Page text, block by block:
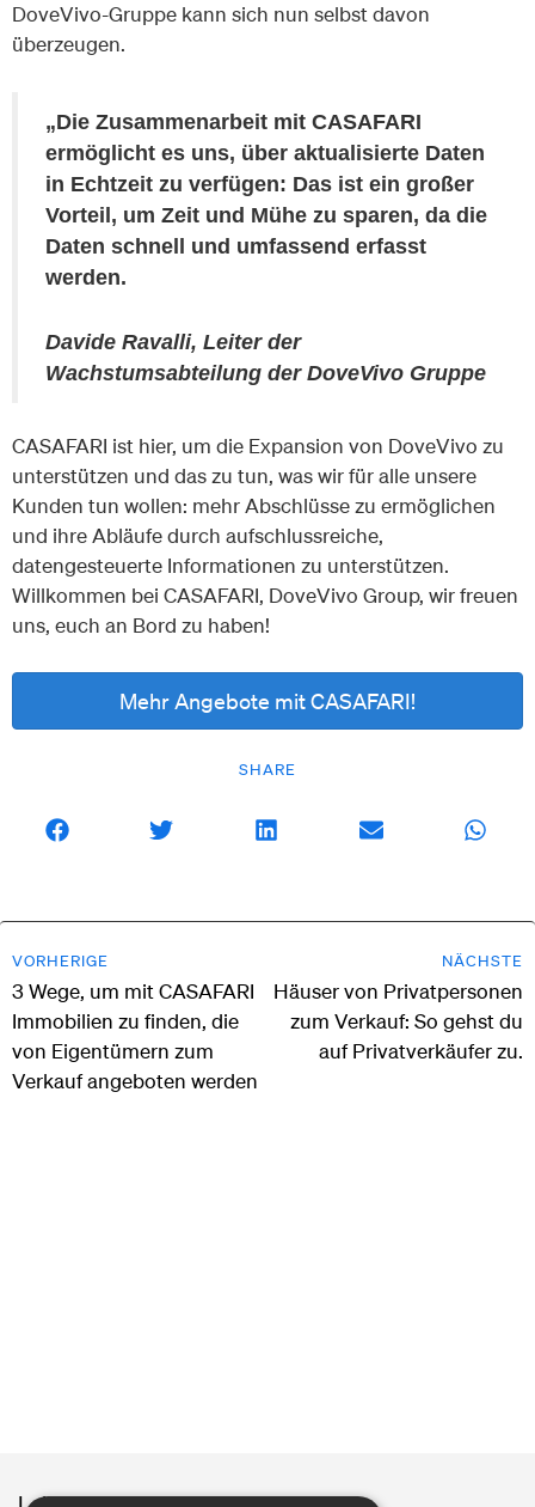
SHARE
DoveVivo-Gruppe kann sich nun selbst davon
überzeugen.
„Die Zusammenarbeit mit CASAFARI
ermöglicht es uns, über aktualisierte Daten
in Echtzeit zu verfügen: Das ist ein großer
Vorteil, um Zeit und Mühe zu sparen, da die
Daten schnell und umfassend erfasst
werden.
Davide Ravalli, Leiter der
Wachstumsabteilung der DoveVivo Gruppe
CASAFARI ist hier, um die Expansion von DoveVivo zu
unterstützen und das zu tun, was wir für alle unsere
Kunden tun wollen: mehr Abschlüsse zu ermöglichen
und ihre Abläufe durch aufschlussreiche,
datengesteuerte Informationen zu unterstützen.
Willkommen bei CASAFARI, DoveVivo Group, wir freuen
uns, euch an Bord zu haben!
Mehr Angebote mit CASAFARI!
VORHERIGE
3 Wege, um mit CASAFARI
Immobilien zu finden, die
von Eigentümern zum
Verkauf angeboten werden
NÄCHSTE
Häuser von Privatpersonen
zum Verkauf: So gehst du
auf Privatverkäufer zu.